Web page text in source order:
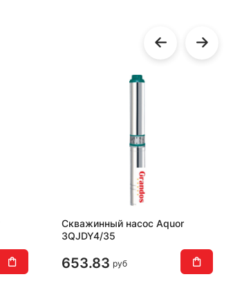
Скважинный насос Aquor
3QJDY4/35
653.83 руб